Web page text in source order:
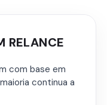
RELANCE
com base em
continua a